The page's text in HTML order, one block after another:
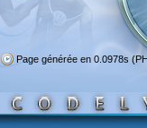
Page générée en 0.0978s